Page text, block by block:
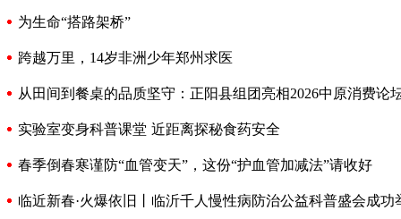
为生命“搭路架桥”
跨越万里，14岁非洲少年郑州求医
从田间到餐桌的品质坚守：正阳县组团亮相2026中原消费论
实验室变身科普课堂 近距离探秘食药安全
春季倒春寒谨防“血管变天”，这份“护血管加减法”请收好
临近新春·火爆依旧丨临沂千人慢性病防治公益科普盛会成功